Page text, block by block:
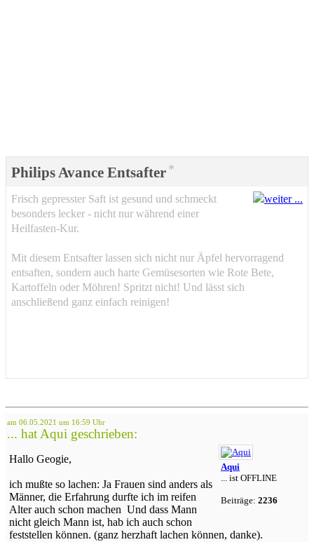
Philips Avance Entsafter *
Frisch gepresster Saft ist gesund und schmeckt
besonders lecker - nicht nur während einer
Heilfasten-Kur.
Mit diesem Entsafter lassen sich nicht nur Äpfel hervorragend
entsaften, sondern auch harte Gemüsesorten wie Rote Bete,
Kartoffeln oder Möhren! Spritzt nicht! Und lässt sich
anschließend ganz einfach reinigen!
am 06.05.2021 um 16:59 Uhr
... hat Aqui geschrieben:
Aqui
... ist OFFLINE
Beiträge: 2236
Hallo Geogie,
ich mußte so lachen: Ja Frauen sind anders als
Männer, die Erfahrung durfte ich im reifen
Alter auch schon machen Und dass Mann
nicht gleich Mann ist, hab ich auch schon
feststellen können. (ganz herzhaft lachen können, danke).